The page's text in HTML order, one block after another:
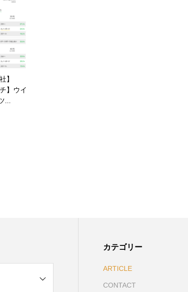
】
】ウイ
...
カテゴリー
ARTICLE
CONTACT